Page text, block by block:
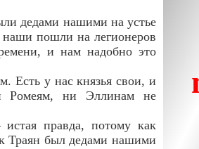
дедами нашими на устье
пошли на легионеров
и нам надобно это
Есть у нас князья свои, и
Ромеям, ни Эллинам не
правда, потому как
Траян был дедами нашими